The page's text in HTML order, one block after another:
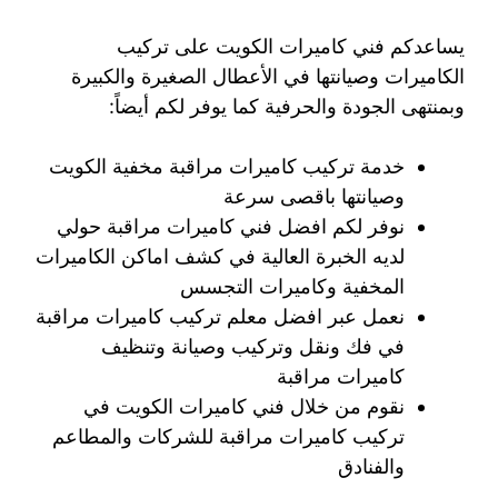
يساعدكم فني كاميرات الكويت على تركيب
الكاميرات وصيانتها في الأعطال الصغيرة والكبيرة
وبمنتهى الجودة والحرفية كما يوفر لكم أيضاً:
خدمة تركيب كاميرات مراقبة مخفية الكويت
وصيانتها باقصى سرعة
نوفر لكم افضل فني كاميرات مراقبة حولي
لديه الخبرة العالية في كشف اماكن الكاميرات
المخفية وكاميرات التجسس
نعمل عبر افضل معلم تركيب كاميرات مراقبة
في فك ونقل وتركيب وصيانة وتنظيف
كاميرات مراقبة
نقوم من خلال فني كاميرات الكويت في
تركيب كاميرات مراقبة للشركات والمطاعم
والفنادق